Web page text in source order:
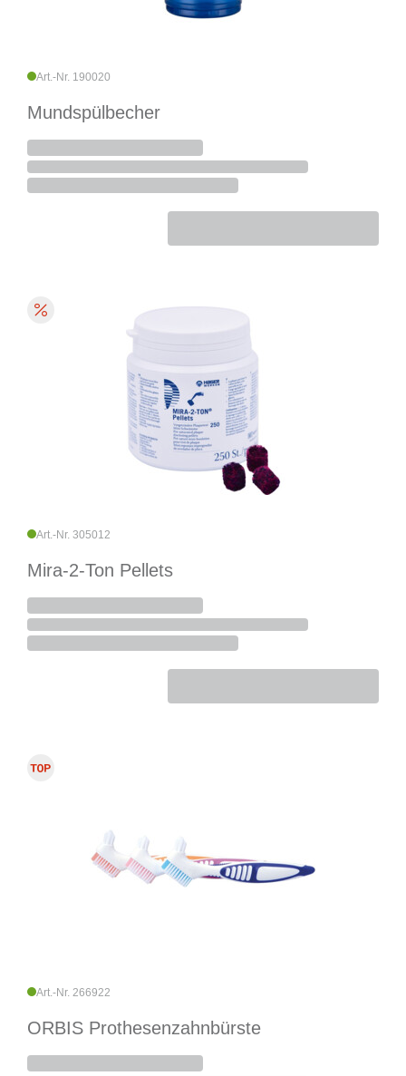
Art.-Nr. 190020
Mundspülbecher
Art.-Nr. 305012
Mira-2-Ton Pellets
Art.-Nr. 266922
ORBIS Prothesenzahnbürste